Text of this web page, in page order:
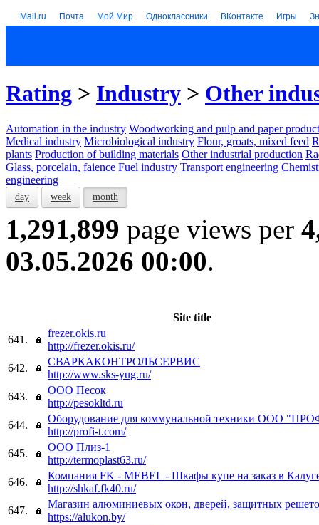
Mail.ru Почта Мой Мир Одноклассники ВКонтакте Игры
Rating > Industry > Other
Automation in the industry Woodworking and pulp and paper
Medical industry Microbiological industry Flour, groats, mixed feed
plants Production of building materials Other industrial production
Glass, porcelain, faience Fuel industry Transport engineering
engineering
day week month
1,291,899 page views per
03.05.2026 00:00.
Site title
641.
frezer.okis.ru
http://frezer.okis.ru/
642.
СВАРКАКОНТРОЛЬСЕРВИС
http://www.sks-yug.ru/
643.
ООО Песок
http://pesokltd.ru
644.
Оборудование для коммунальной техники ООО
http://profi-t.com/
645.
ООО Плиз-1
http://termoplast63.ru/
646.
Компания FK - MEBEL - Шкафы купе на заказ в
http://shkaf.fk40.ru/
647.
Магазин алюминиевых окон, дверей, защитных
https://alukon.by/